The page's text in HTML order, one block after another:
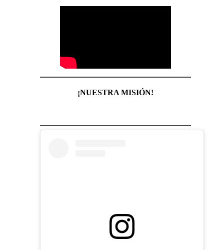
¡NUESTRA MISIÓN!